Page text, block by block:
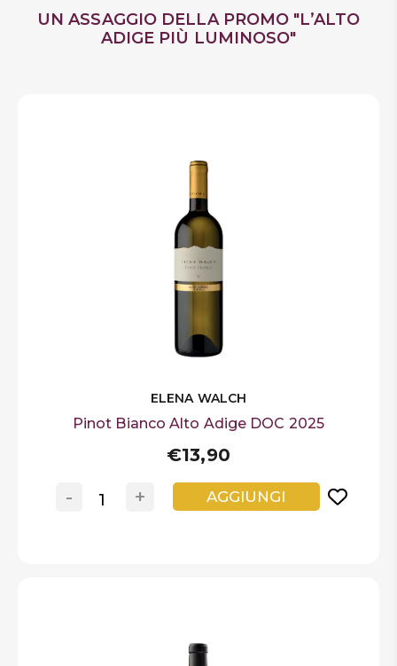
UN ASSAGGIO DELLA PROMO "L’ALTO
ADIGE PIÙ LUMINOSO"
ELENA WALCH
Pinot Bianco Alto Adige DOC 2025
€13,90
+
- AGGIUNGI